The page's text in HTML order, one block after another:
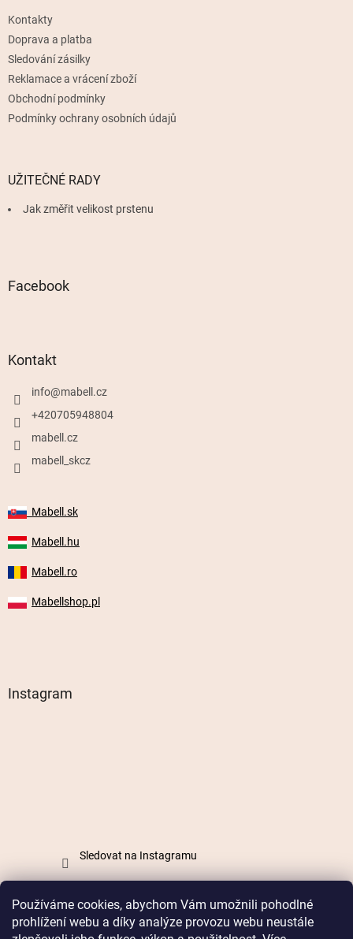
Používáme cookies, abychom Vám umožnili pohodlné
prohlížení webu a díky analýze provozu webu neustále
Kontakty
Doprava a platba
Sledování zásilky
Reklamace a vrácení zboží
Obchodní podmínky
Podmínky ochrany osobních údajů
UŽITEČNÉ RADY
Jak změřit velikost prstenu
Facebook
Kontakt
info@mabell.cz
+420705948804
mabell.cz
mabell_skcz
Mabell.sk
Mabell.hu
Mabell.ro
Mabellshop.pl
Instagram
Sledovat na Instagramu
Vytvořil Shoptet